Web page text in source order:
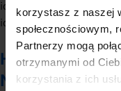
korzystasz z naszej
społecznościowym,
Partnerzy mogą
otrzymanymi od
korzystania z ich
Historia
Nożnej